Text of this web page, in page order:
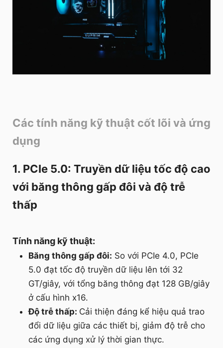
Các tính năng kỹ thuật cốt lõi và ứng
dụng
1. PCIe 5.0: Truyền dữ liệu tốc độ cao
với băng thông gấp đôi và độ trễ
thấp
Tính năng kỹ thuật:
Băng thông gấp đôi: So với PCIe 4.0, PCIe
5.0 đạt tốc độ truyền dữ liệu lên tới 32
GT/giây, với tổng băng thông đạt 128 GB/giây
ở cấu hình x16.
Độ trễ thấp: Cải thiện đáng kể hiệu quả trao
đổi dữ liệu giữa các thiết bị, giảm độ trễ cho
các ứng dụng xử lý thời gian thực.